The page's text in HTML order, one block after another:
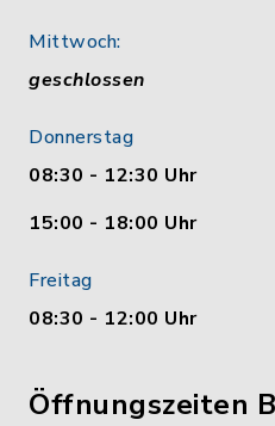
Mittwoch:
geschlossen
Donnerstag
08:30 - 12:30 Uhr
15:00 - 18:00 Uhr
Freitag
08:30 - 12:00 Uhr
Öffnungszeiten